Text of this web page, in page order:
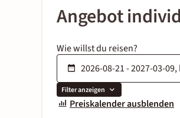
Angebot
Wie willst du reisen?
Filter anzeigen
Preiskalender ausblenden